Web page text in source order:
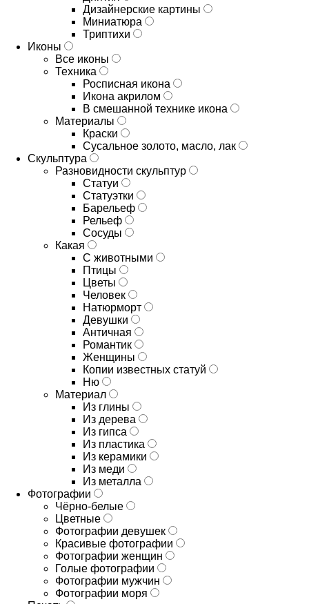
Дизайнерские картины
Миниатюра
Триптихи
Иконы
Все иконы
Техника
Росписная икона
Икона акрилом
В смешанной технике икона
Материалы
Краски
Сусальное золото, масло, лак
Скульптура
Разновидности скульптур
Статуи
Статуэтки
Барельеф
Рельеф
Сосуды
Какая
С животными
Птицы
Цветы
Человек
Натюрморт
Девушки
Античная
Романтик
Женщины
Копии известных статуй
Ню
Материал
Из глины
Из дерева
Из гипса
Из пластика
Из керамики
Из меди
Из металла
Фотографии
Чёрно-белые
Цветные
Фотографии девушек
Красивые фотографии
Фотографии женщин
Голые фотографии
Фотографии мужчин
Фотографии моря